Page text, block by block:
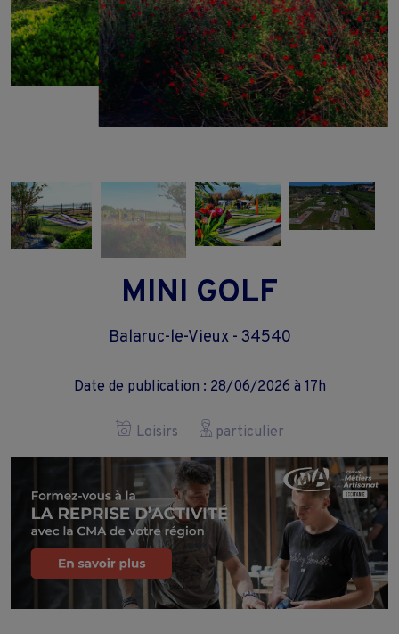
MINI GOLF
Balaruc-le-Vieux - 34540
Date de publication : 28/06/2026 à 17h
Loisirs particulier